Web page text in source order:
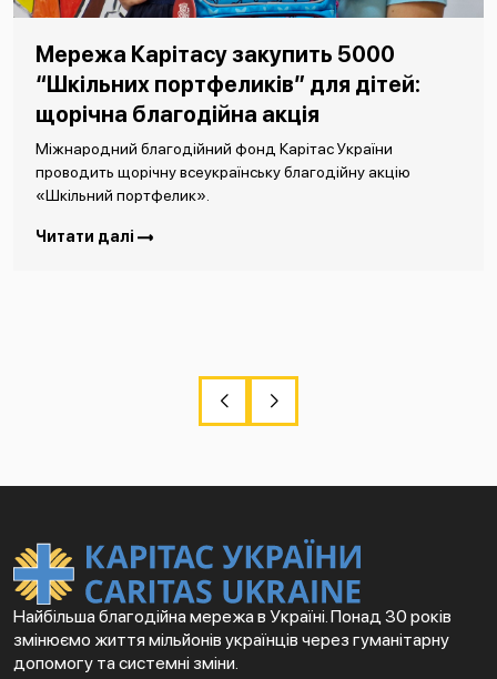
Мережа Карітасу закупить 5000
“Шкільних портфеликів” для дітей:
щорічна благодійна акція
Міжнародний благодійний фонд Карітас України
проводить щорічну всеукраїнську благодійну акцію
«Шкільний портфелик».
Читати далі
Найбільша благодійна мережа в Україні. Понад 30 років
змінюємо життя мільйонів українців через гуманітарну
допомогу та системні зміни.